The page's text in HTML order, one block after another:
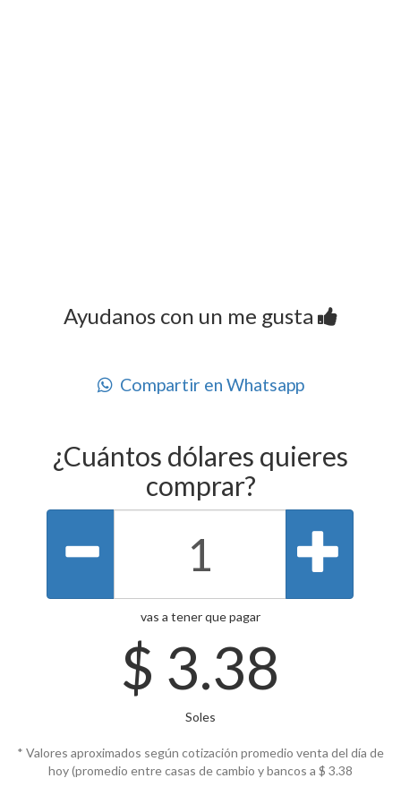
Ayudanos con un me gusta
Compartir en Whatsapp
¿Cuántos dólares quieres
comprar?
vas a tener que pagar
$ 3.38
Soles
* Valores aproximados según cotización promedio venta del día de
hoy (promedio entre casas de cambio y bancos a $ 3.38